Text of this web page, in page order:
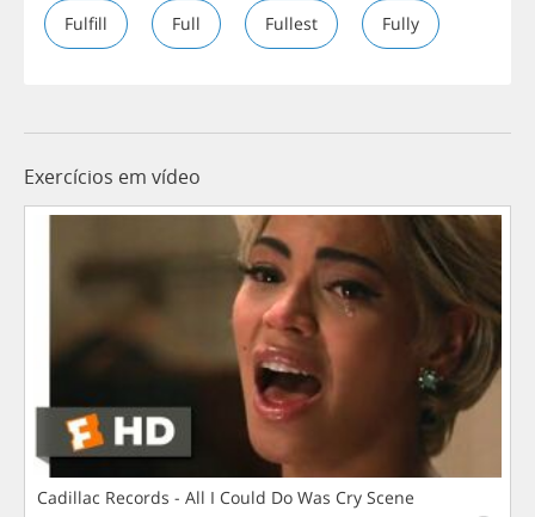
Fulfill Full Fullest Fully
Exercícios em vídeo
Cadillac Records - All I Could Do Was Cry Scene